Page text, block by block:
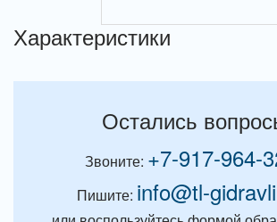
Характеристики
Остались
Звоните: +7-917-964-
Пишите: info@tl-